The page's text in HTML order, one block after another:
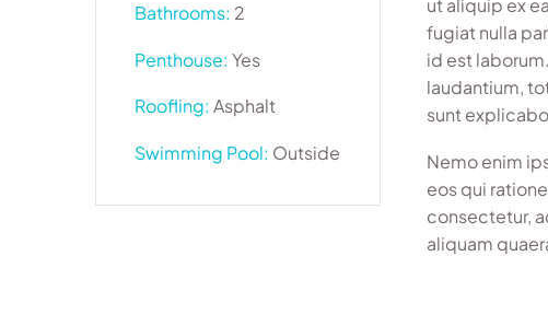
Bathrooms: 2
Penthouse: Yes
Roofling: Asphalt
Swimming Pool: Outside
ut aliquip ex
fugiat nulla
id est
laudantium,
sunt
Nemo enim
eos qui
consectetur,
aliquam